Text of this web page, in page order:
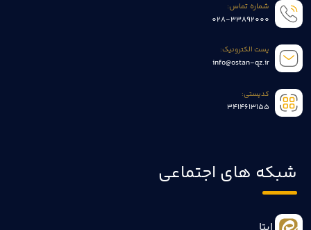
شماره تماس:
028-33892000
پست الکترونیک:
info@ostan-qz.ir
کدپستی:
3414613155
شبکه های اجتماعی